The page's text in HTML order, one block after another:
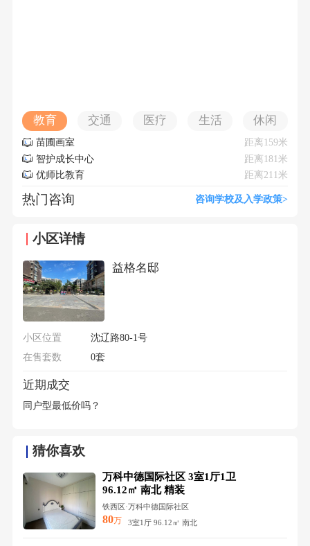
教育 交通 医疗 生活 休闲
苗圃画室
距离159米
智护成长中心
距离181米
优师比教育
距离211米
热门咨询 咨询学校及入学政策>
小区详情
益格名邸
小区位置
沈辽路80-1号
在售套数
0套
近期成交
同户型最低价吗？
猜你喜欢
万科中德国际社区 3室1厅1卫
96.12㎡ 南北 精装
铁西区·万科中德国际社区
80万 3室1厅 96.12㎡ 南北